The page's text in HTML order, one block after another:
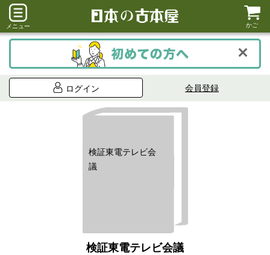
メニュー かご
ログイン 会員登録
検証東電テレビ会
議
検証東電テレビ会議